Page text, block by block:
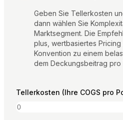
Gratis-Rechner
Bewertungen
Produktaktualisierungen
LOS GEHT’S
Geben Sie Tellerkosten
dann wählen Sie
Marktsegment. Die
plus, wertbasiertes
Konvention zu einem
dem Deckungsbeitrag pro
Tellerkosten (Ihre COGS pro